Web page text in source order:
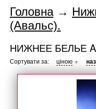
Головна→
(Авальс).
НИЖНЕЕ БЕЛЬЕ
Сортувати за: ціною ▼